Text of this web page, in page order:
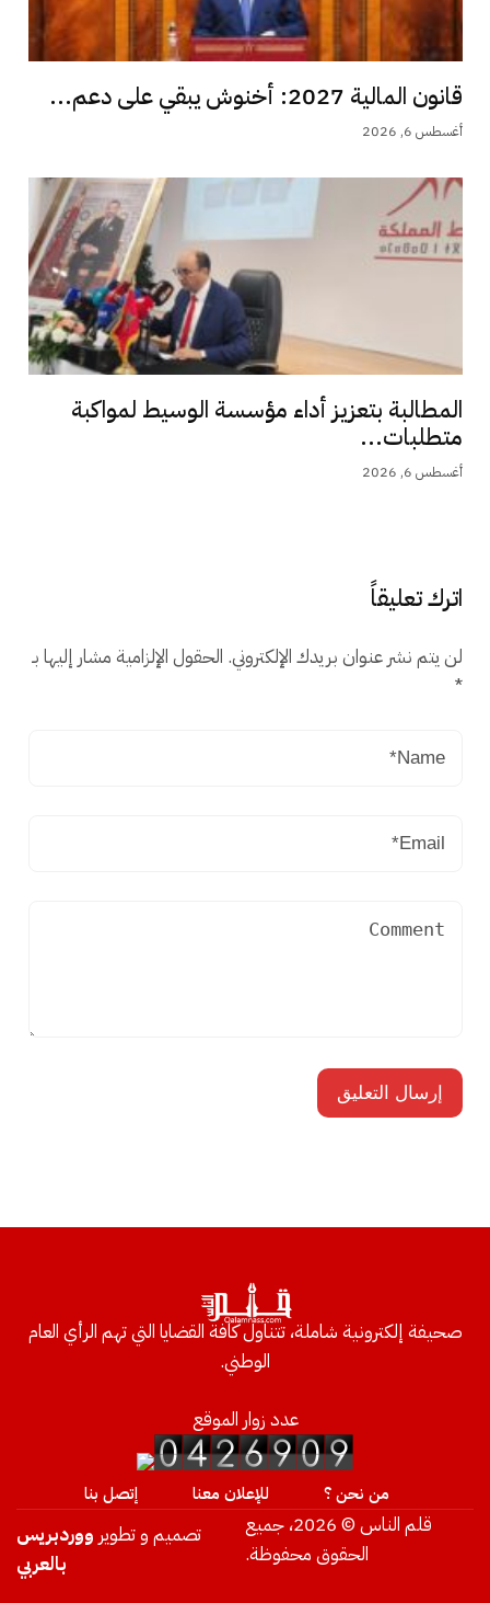
قانون المالية 2027: أخنوش يبقي على دعم...
أغسطس 6, 2026
المطالبة بتعزيز أداء مؤسسة الوسيط لمواكبة
متطلبات...
أغسطس 6, 2026
اترك تعليقاً
لن يتم نشر عنوان بريدك الإلكتروني. الحقول الإلزامية مشار إليها بـ
*
صحيفة إلكترونية شاملة، تتناول كافة القضايا التي تهم الرأي العام
الوطني.
عدد زوار الموقع
من نحن ؟ للإعلان معنا إتصل بنا
قلم الناس © 2026، جميع
الحقوق محفوظة.
تصميم و تطوير ووردبريس
بالعربي